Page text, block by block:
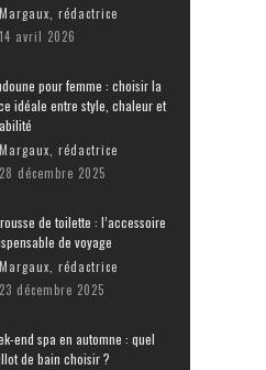
Margaux, rédactrice
14 avril 2026
pour femme : choisir la
idéale entre style, chaleur et
Margaux, rédactrice
28 décembre 2025
de toilette : l’accessoire
de voyage
Margaux, rédactrice
23 décembre 2025
end spa en automne : quel
de bain choisir ?